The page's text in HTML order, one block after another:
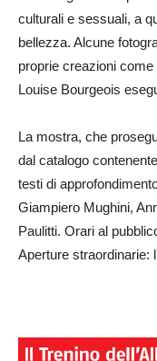
culturali e sessuali, a
bellezza. Alcune
proprie creazioni
Louise Bourgeois
La mostra, che
dal catalogo
testi di
Giampiero Mughini,
Paulitti. Orari al
Aperture straordinarie: